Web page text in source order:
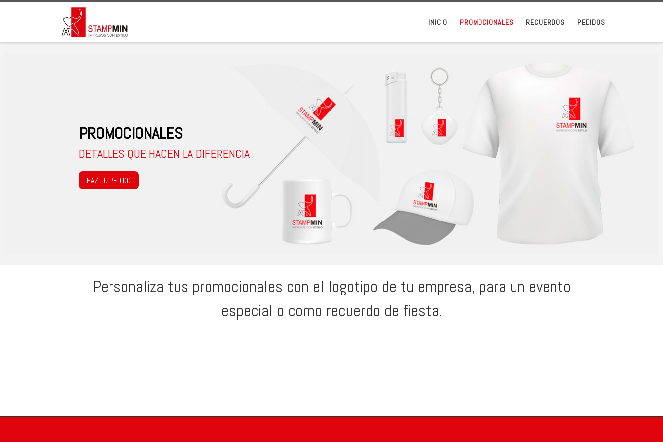
INICIO PROMOCIONALES RECUERDOS PEDIDOS
PROMOCIONALES
DETALLES QUE HACEN LA DIFERENCIA
HAZ TU PEDIDO
Personaliza tus promocionales con el logotipo de tu empresa, para un evento
especial o como recuerdo de fiesta.